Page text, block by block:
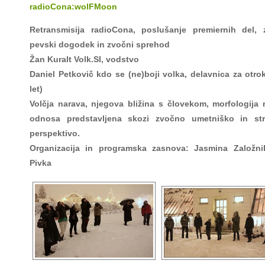
radioCona:wolFMoon
Retransmisija radioCona, poslušanje premiernih del,
pevski dogodek in zvočni sprehod
Žan Kuralt Volk.SI, vodstvo
Daniel Petkovič kdo se (ne)boji volka, delavnica za
let)
Volčja narava, njegova bližina s človekom, morfologija
odnosa predstavljena skozi zvočno umetniško in
perspektivo.
Organizacija in programska zasnova: Jasmina
Pivka